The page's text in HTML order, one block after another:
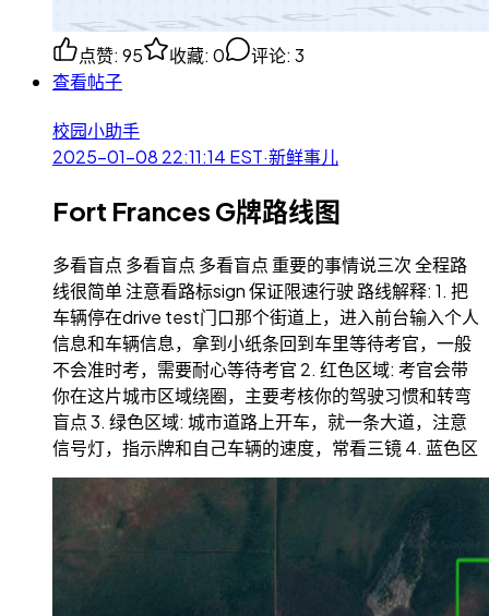
点赞: 95 收藏: 0 评论: 3
查看帖子
校园小助手
2025-01-08 22:11:14 EST·新鲜事儿
Fort Frances G牌路线图
多看盲点 多看盲点 多看盲点 重要的事情说三次 全程路
线很简单 注意看路标sign 保证限速行驶 路线解释: 1. 把
车辆停在drive test门口那个街道上，进入前台输入个人
信息和车辆信息，拿到小纸条回到车里等待考官，一般
不会准时考，需要耐心等待考官 2. 红色区域: 考官会带
你在这片城市区域绕圈，主要考核你的驾驶习惯和转弯
盲点 3. 绿色区域: 城市道路上开车，就一条大道，注意
信号灯，指示牌和自己车辆的速度，常看三镜 4. 蓝色区